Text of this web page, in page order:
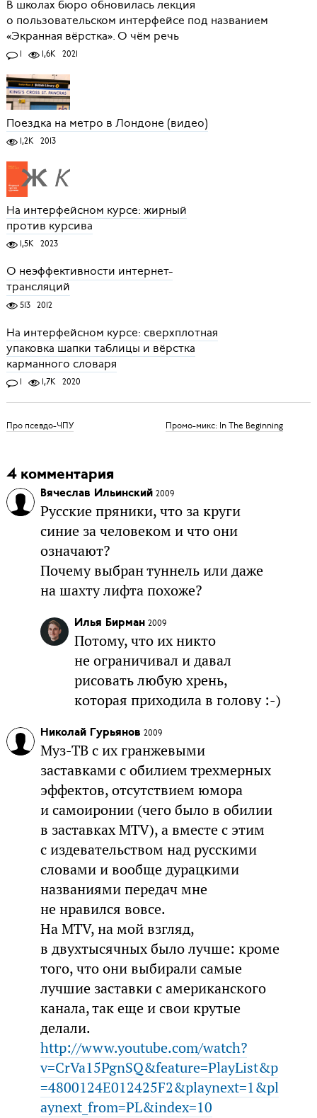
В школах бюро обновилась лекция
о пользовательском интерфейсе под названием
«Экранная вёрстка». О чём речь
1 1,6K 2021
Поездка на метро в Лондоне (видео)
1,2K 2013
На интерфейсном курсе: жирный
против курсива
1,5K 2023
О неэффективности интернет-
трансляций
513 2012
На интерфейсном курсе: сверхплотная
упаковка шапки таблицы и вёрстка
карманного словаря
1 1,7K 2020
Про псевдо-ЧПУ Промо-микс: In The Beginning
4 комментария
Вячеслав Ильинский 2009
Русские пряники, что за круги
синие за человеком и что они
означают?
Почему выбран туннель или даже
на шахту лифта похоже?
Илья Бирман 2009
Потому, что их никто
не ограничивал и давал
рисовать любую хрень,
которая приходила в голову :-)
Николай Гурьянов 2009
Муз-ТВ с их гранжевыми
заставками с обилием трехмерных
эффектов, отсутствием юмора
и самоиронии (чего было в обилии
в заставках MTV), а вместе с этим
с издевательством над русскими
словами и вообще дурацкими
названиями передач мне
не нравился вовсе.
На MTV, на мой взгляд,
в двухтысячных было лучше: кроме
того, что они выбирали самые
лучшие заставки с американского
канала, так еще и свои крутые
делали.
http://www.youtube.com/watch?
v=CrVa15PgnSQ&feature=PlayList&p
=4800124E012425F2&playnext=1&pl
aynext_from=PL&index=10